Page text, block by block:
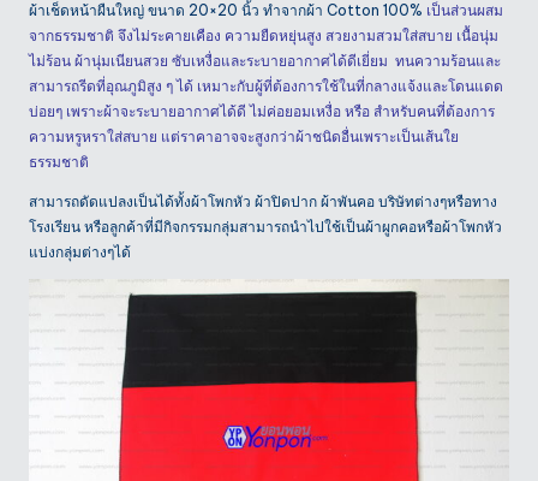
ผ้าเช็ดหน้าผืนใหญ่ ขนาด 20×20 นิ้ว ทำจากผ้า Cotton 100% เป็นส่วนผสม
จากธรรมชาติ จึงไม่ระคายเคือง ความยืดหยุ่นสูง สวยงามสวมใส่สบาย เนื้อนุ่ม
ไม่ร้อน ผ้านุ่มเนียนสวย ซับเหงื่อและระบายอากาศได้ดีเยี่ยม ทนความร้อนและ
สามารถรีดที่อุณภูมิสูง ๆ ได้ เหมาะกับผู้ที่ต้องการใช้ในที่กลางแจ้งและโดนแดด
บ่อยๆ เพราะผ้าจะระบายอากาศได้ดี ไม่ค่อยอมเหงื่อ หรือ สำหรับคนที่ต้องการ
ความหรูหราใส่สบาย แต่ราคาอาจจะสูงกว่าผ้าชนิดอื่นเพราะเป็นเส้นใย
ธรรมชาติ
สามารถดัดแปลงเป็นได้ทั้งผ้าโพกหัว ผ้าปิดปาก ผ้าพันคอ บริษัทต่างๆหรือทาง
โรงเรียน หรือลูกค้าที่มีกิจกรรมกลุ่มสามารถนำไปใช้เป็นผ้าผูกคอหรือผ้าโพกหัว
แบ่งกลุ่มต่างๆได้